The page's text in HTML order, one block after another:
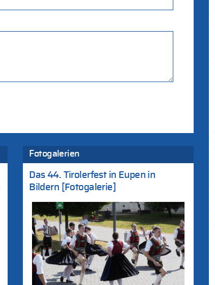
Fotogalerien
Das 44. Tirolerfest in Eupen in
Bildern [Fotogalerie]